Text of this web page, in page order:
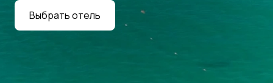
Выбрать отель